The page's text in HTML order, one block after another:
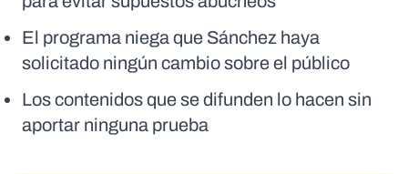
El programa niega que Sánchez haya
solicitado ningún cambio sobre el público
Los contenidos que se difunden lo hacen sin
aportar ninguna prueba